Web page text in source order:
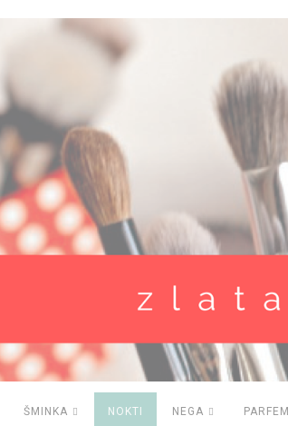
ŠMINKA NOKTI NEGA PARFEMI